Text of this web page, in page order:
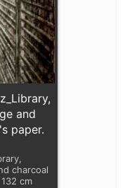
and
paper.
charcoal
cm